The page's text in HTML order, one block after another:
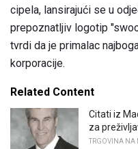
cipela, lansirajući se u
prepoznatljiv logotip
tvrdi da je primalac
korporacije.
Related Content
Citati iz
za
TRGOVINA NA